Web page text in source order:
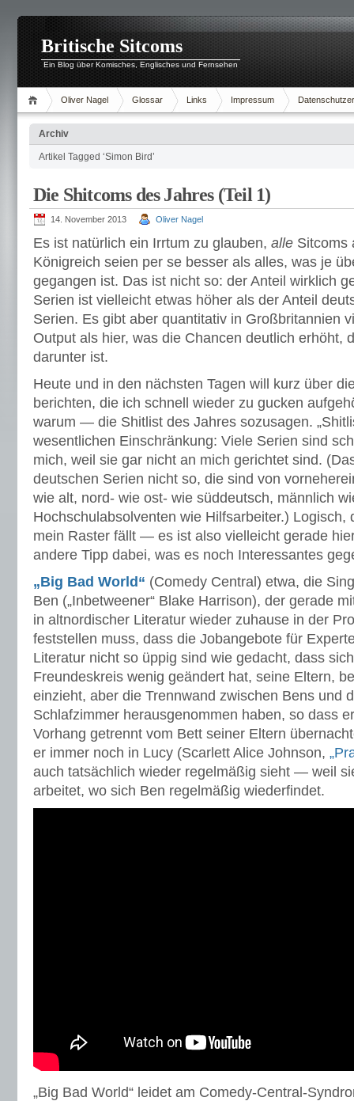
Britische Sitcoms
Ein Blog über Komisches, Englisches und Fernsehen
Oliver Nagel Glossar Links Impressum
Archiv
Artikel Tagged ‘Simon Bird’
Die Shitcoms des Jahres (Teil 1)
14. November 2013 Oliver Nagel
Es ist natürlich ein Irrtum zu glauben, alle Sitcoms
Königreich seien per se besser als alles, was je
gegangen ist. Das ist nicht so: der Anteil wirklich
Serien ist vielleicht etwas höher als der Anteil
Serien. Es gibt aber quantitativ in Großbritannien
Output als hier, was die Chancen deutlich erhöht,
darunter ist.
Heute und in den nächsten Tagen will kurz über
berichten, die ich schnell wieder zu gucken
warum — die Shitlist des Jahres sozusagen.
wesentlichen Einschränkung: Viele Serien sind
mich, weil sie gar nicht an mich gerichtet sind.
deutschen Serien nicht so, die sind von
wie alt, nord- wie ost- wie süddeutsch, männlich
Hochschulabsolventen wie Hilfsarbeiter.) Logisch,
mein Raster fällt — es ist also vielleicht gerade
andere Tipp dabei, was es noch Interessantes
„Big Bad World“ (Comedy Central) etwa, die
Ben („Inbetweener“ Blake Harrison), der gerade
in altnordischer Literatur wieder zuhause in der
feststellen muss, dass die Jobangebote für
Literatur nicht so üppig sind wie gedacht, dass
Freundeskreis wenig geändert hat, seine Eltern,
einzieht, aber die Trennwand zwischen Bens und
Schlafzimmer herausgenommen haben, so dass
Vorhang getrennt vom Bett seiner Eltern
er immer noch in Lucy (Scarlett Alice Johnson,
auch tatsächlich wieder regelmäßig sieht — weil
arbeitet, wo sich Ben regelmäßig wiederfindet.
„Big Bad World“ leidet am Comedy-Central-